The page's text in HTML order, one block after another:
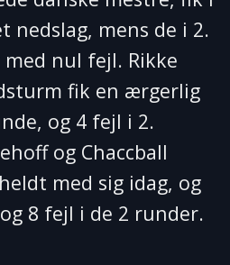
nedslag, mens de i 2.
nul fejl. Rikke
fik en ærgerlig
og 4 fejl i 2.
og Chaccball
med sig idag, og
8 fejl i de 2 runder.